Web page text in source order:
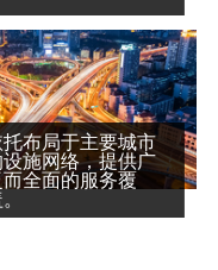
布局于主要城市
设施网络，提供广
全面的服务覆